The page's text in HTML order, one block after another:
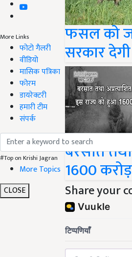
More Links
फोटो गैलरी
वीडियो
मासिक पत्रिका
फोरम
डायरेक्टरी
हमारी टीम
संपर्क
#Top on Krishi Jagran
More Topics
CLOSE
फसल को
सरकार
बरसात
1600
Share your